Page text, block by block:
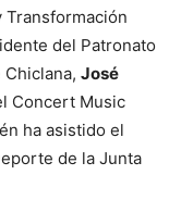
Transformación
del Patronato
José
Concert Music
ha asistido el
de la Junta